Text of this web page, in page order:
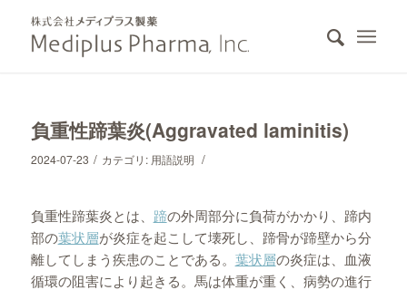
負重性蹄葉炎(Aggravated laminitis)
2024-07-23 / カテゴリ: 用語説明 /
負重性蹄葉炎とは、 蹄の外周部分に負荷がかかり、蹄内
部の葉状層が炎症を起こして壊死し、蹄骨が蹄壁から分
離してしまう疾患のことである。 葉状層の炎症は、血液
循環の阻害により起きる。馬は体重が重く、病勢の進行